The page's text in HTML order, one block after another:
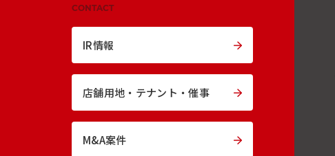
CONTACT
IR情報
店舗用地・ テナント・催事
M&A案件